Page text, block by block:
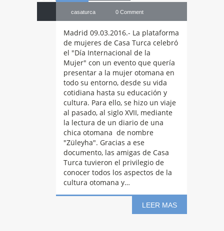
casaturca 0 Comment
Madrid 09.03.2016.- La plataforma
de mujeres de Casa Turca celebró
el "Día Internacional de la
Mujer" con un evento que quería
presentar a la mujer otomana en
todo su entorno, desde su vida
cotidiana hasta su educación y
cultura. Para ello, se hizo un viaje
al pasado, al siglo XVII, mediante
la lectura de un diario de una
chica otomana de nombre
"Züleyha". Gracias a ese
documento, las amigas de Casa
Turca tuvieron el privilegio de
conocer todos los aspectos de la
cultura otomana y…
LEER MAS